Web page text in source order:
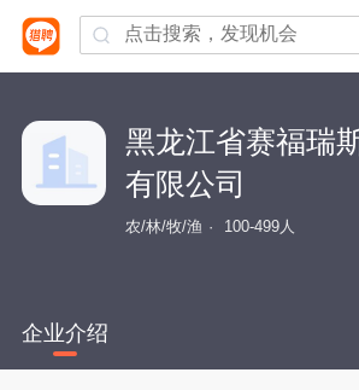
黑龙江省赛福瑞
有限公司
农/林/牧/渔 100-499人
企业介绍